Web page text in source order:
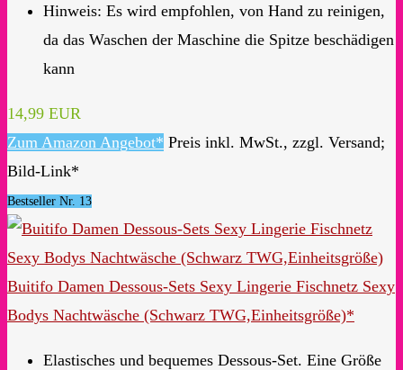
Hinweis: Es wird empfohlen, von Hand zu reinigen,
da das Waschen der Maschine die Spitze beschädigen
kann
14,99 EUR
Zum Amazon Angebot* Preis inkl. MwSt., zzgl. Versand;
Bild-Link*
Bestseller Nr. 13
Buitifo Damen Dessous-Sets Sexy Lingerie Fischnetz Sexy
Bodys Nachtwäsche (Schwarz TWG,Einheitsgröße)*
Elastisches und bequemes Dessous-Set. Eine Größe